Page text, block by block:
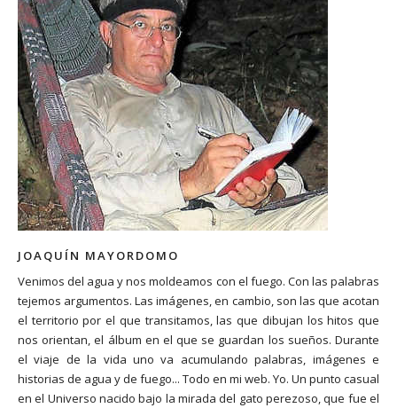
JOAQUÍN MAYORDOMO
Venimos del agua y nos moldeamos con el fuego. Con las palabras
tejemos argumentos. Las imágenes, en cambio, son las que acotan
el territorio por el que transitamos, las que dibujan los hitos que
nos orientan, el álbum en el que se guardan los sueños. Durante
el viaje de la vida uno va acumulando palabras, imágenes e
historias de agua y de fuego... Todo en mi web. Yo. Un punto casual
en el Universo nacido bajo la mirada del gato perezoso, que fue el